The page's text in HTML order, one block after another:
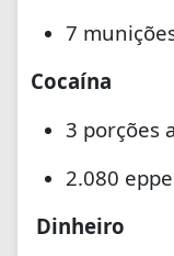
7
Cocaína
3 porções
2.080
Dinheiro